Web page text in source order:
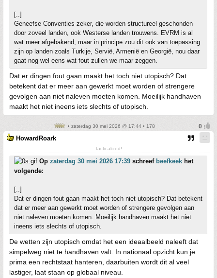
[..]
Geneefse Conventies zeker, die worden structureel geschonden
door zoveel landen, ook Westerse landen trouwens. EVRM is al
wat meer afgebakend, maar in principe zou dit ook van toepassing
zijn op landen zoals Turkije, Servië, Armenië en Georgië, nou daar
gaat nog wel eens wat fout zullen we maar zeggen.
Dat er dingen fout gaan maakt het toch niet utopisch? Dat
betekent dat er meer aan gewerkt moet worden of strengere
gevolgen aan niet naleven moeten komen. Moeilijk handhaven
maakt het niet ineens iets slechts of utopisch.
• zaterdag 30 mei 2026 @ 17:44 • 178
HowardRoark
Tacticalized!
Op zaterdag 30 mei 2026 17:39 schreef beefkeek het
volgende:
[..]
Dat er dingen fout gaan maakt het toch niet utopisch? Dat betekent
dat er meer aan gewerkt moet worden of strengere gevolgen aan
niet naleven moeten komen. Moeilijk handhaven maakt het niet
ineens iets slechts of utopisch.
De wetten zijn utopisch omdat het een ideaalbeeld naleeft dat
simpelweg niet te handhaven valt. In nationaal opzicht kun je
prima een rechtstaat hanteren, daarbuiten wordt dit al veel
lastiger, laat staan op globaal niveau.